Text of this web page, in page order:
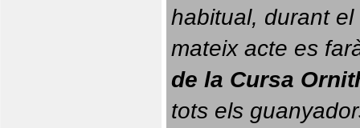
habitual, durant el
mateix acte es
de la Cursa
tots els